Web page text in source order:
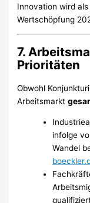
Innovation wird
Wertschöpfung
7.
Prioritäten
Obwohl
Arbeitsmarkt
infolge
Wandel